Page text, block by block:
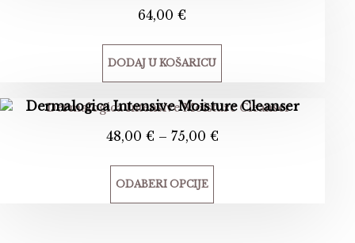
ima
varijanti.
Opcije
se
mogu
na
proizvoda
64,00€
DODAJ U KOŠARICU
Dermalogica Intensive Moisture Cleanser
48,00 € – 75,00 €Raspon
ODABERI OPCIJE